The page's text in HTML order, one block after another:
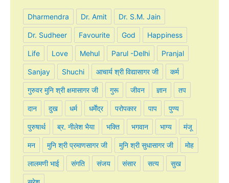
Dharmendra Dr. Amit Dr. S.M. Jain
Dr. Sudheer Favourite God Happiness
Life Love Mehul Parul -Delhi Pranjal
Sanjay Shuchi आचार्य श्री विद्यासागर जी कर्म
गुरुवर मुनि श्री क्षमासागर जी गुरू जीवन ज्ञान तप
दान दुख धर्म धर्मेंद्र परोपकार पाप पुण्य
पुरुषार्थ ब्र. नीलेश भैया भक्ति भगवान भाग्य मंजू
मन मुनि श्री प्रमाणसागर जी मुनि श्री सुधासागर जी मोह
लालमणी भाई संगति संजय संसार सत्य सुख